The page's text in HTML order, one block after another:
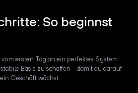
So beginnst
ersten Tag an ein perfektes System
Basis zu schaffen – damit du darauf
Geschäft wächst.